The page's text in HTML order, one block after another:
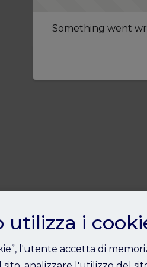
Something went
utilizza i
l'utente accetta di